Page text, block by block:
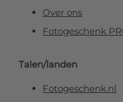
Over ons
Fotogeschenk
Talen/landen
Fotogeschenk.nl